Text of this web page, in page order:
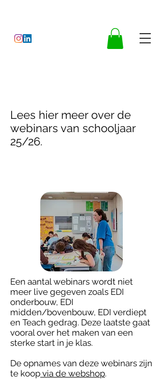
Lees hier meer over de
webinars van schooljaar
25/26.
Een aantal webinars wordt niet
meer live gegeven zoals EDI
onderbouw, EDI
midden/bovenbouw, EDI verdiept
en Teach gedrag. Deze laatste gaat
vooral over het maken van een
sterke start in je klas.
De opnames van deze webinars zijn
te koop via de webshop.